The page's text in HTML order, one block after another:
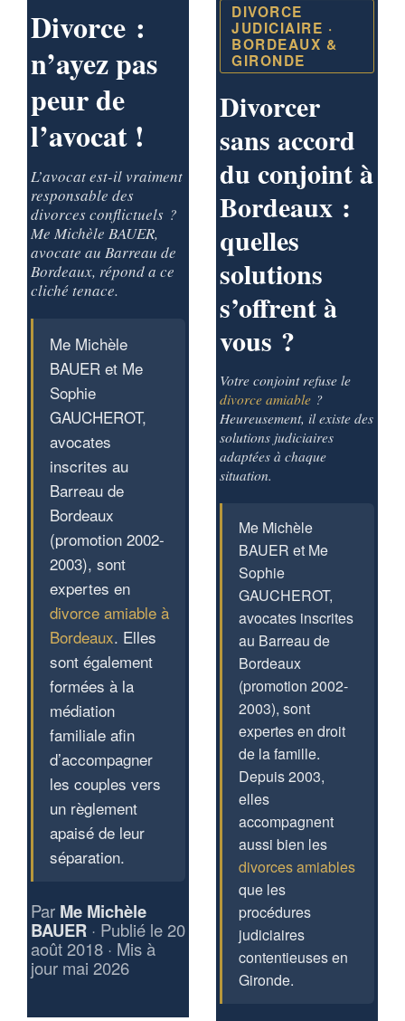
Divorce :
n’ayez pas
peur de
l’avocat !
L’avocat est-il vraiment
responsable des
divorces conflictuels ?
Me Michèle BAUER,
avocate au Barreau de
Bordeaux, répond a ce
cliché tenace.
Me Michèle
BAUER et Me
Sophie
GAUCHEROT,
avocates
inscrites au
Barreau de
Bordeaux
(promotion 2002-
2003), sont
expertes en
divorce amiable à
Bordeaux. Elles
sont également
formées à la
médiation
familiale afin
d’accompagner
les couples vers
un règlement
apaisé de leur
séparation.
Par Me Michèle
BAUER · Publié le 20
août 2018 · Mis à
jour mai 2026
DIVORCE
JUDICIAIRE ·
BORDEAUX &
GIRONDE
Divorcer
sans accord
du conjoint à
Bordeaux :
quelles
solutions
s’offrent à
vous ?
Votre conjoint refuse le
divorce amiable ?
Heureusement, il existe des
solutions judiciaires
adaptées à chaque
situation.
Me Michèle
BAUER et Me
Sophie
GAUCHEROT,
avocates inscrites
au Barreau de
Bordeaux
(promotion 2002-
2003), sont
expertes en droit
de la famille.
Depuis 2003,
elles
accompagnent
aussi bien les
divorces amiables
que les
procédures
judiciaires
contentieuses en
Gironde.